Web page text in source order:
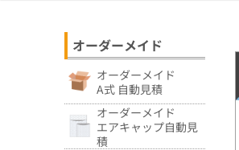
オーダーメイド
オーダーメイド
A式 自動見積
オーダーメイド
エアキャップ自動見
積